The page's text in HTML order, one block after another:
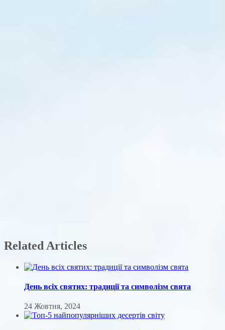
Related Articles
День всіх святих: традиції та символізм свята
24 Жовтня, 2024